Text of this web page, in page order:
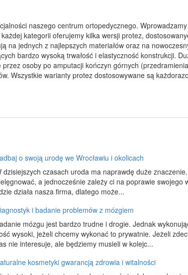
naszego centrum ortopedycznego.
kategorii oferujemy kilka wersji protez,
na jednych z najlepszych materiałów oraz na
bardzo wysoką trwałość i elastyczność konstrukcji.
osoby po amputacji kończyn górnych
Wszystkie warianty protez dostosowywane są
o swoją urodę we Wrocławiu i okolicach
dzisiejszych czasach uroda ma naprawdę duże
a jednocześnie zależy ci na poprawie swojego
działa nasza firma, dlatego może...
i badanie problemów z mózgiem
mózgu jest bardzo trudne i drogie. Jednak
wysoki, jeżeli chcemy wykonać to prywatnie. Jeżeli
nie interesuje, ale będziemy musieli w kolejc...
kosmetyki gwarancją zdrowia i witalności